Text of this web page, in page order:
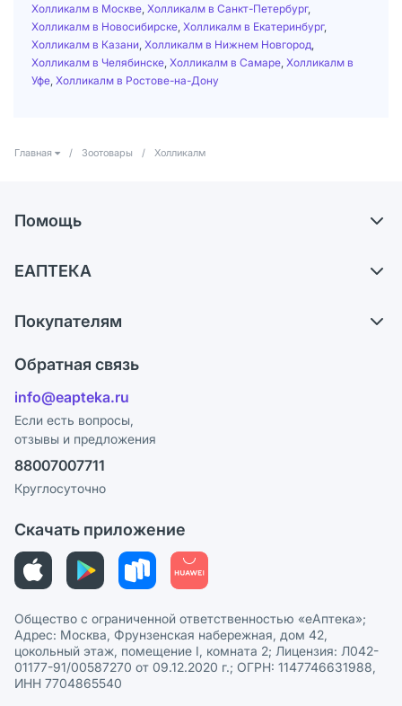
Холликалм в Москве Холликалм в Санкт-Петербург,
Холликалм в Новосибирске Холликалм в Екатеринбург,
Холликалм в Казани Холликалм в Нижнем Новгород
Холликалм в Челябинске Холликалм в Самаре Холликалм в
Уфе Холликалм в Ростове-на-Дону
Главная / Зоотовары / Холликалм
Помощь
Самовывоз из аптек
Ответы на вопросы
Блог
ЕАПТЕКА
Карьера
Поставщики
Лицензия
Реклама на сайте
Ваши товары на ЕАПТЕКЕ
Покупателям
Программа СберСпасибо
Политика конфиденциальности
Пользовательское соглашение
Политика рекомендаций
Этика и соответствие
Политика в отношении обработки персональных данных
Обратная связь
info@eapteka.ru
Если есть вопросы,
отзывы и предложения
88007007711
Круглосуточно
Скачать приложение
Общество с ограниченной ответственностью «еАптека»;
Адрес: Москва, Фрунзенская набережная, дом 42,
цокольный этаж, помещение I, комната 2; Лицензия: Л042-
01177-91/00587270 от 09.12.2020 г.; ОГРН: 1147746631988,
ИНН 7704865540